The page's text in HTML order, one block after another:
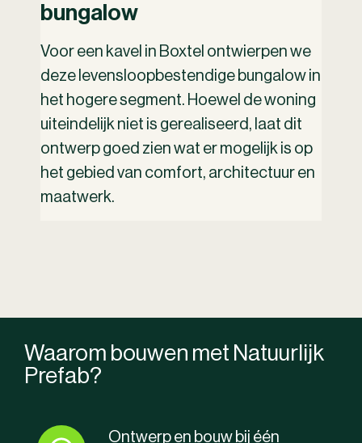
bungalow
Voor een kavel in Boxtel ontwierpen we
deze levensloopbestendige bungalow in
het hogere segment. Hoewel de woning
uiteindelijk niet is gerealiseerd, laat dit
ontwerp goed zien wat er mogelijk is op
het gebied van comfort, architectuur en
maatwerk.
Waarom bouwen met Natuurlijk
Prefab?
Ontwerp en bouw bij één